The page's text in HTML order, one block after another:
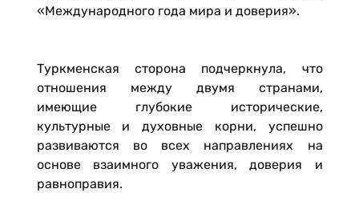
«Международного года мира и доверия».
Туркменская сторона подчеркнула, что
отношения между двумя странами,
имеющие глубокие исторические,
культурные и духовные корни, успешно
развиваются во всех направлениях на
основе взаимного уважения, доверия и
равноправия.